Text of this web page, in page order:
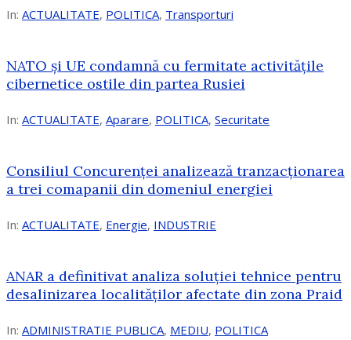
In: ACTUALITATE, POLITICA, Transporturi
NATO și UE condamnă cu fermitate activitățile
cibernetice ostile din partea Rusiei
In: ACTUALITATE, Aparare, POLITICA, Securitate
Consiliul Concurenţei analizează tranzacționarea
a trei comapanii din domeniul energiei
In: ACTUALITATE, Energie, INDUSTRIE
ANAR a definitivat analiza soluției tehnice pentru
desalinizarea localităților afectate din zona Praid
In: ADMINISTRATIE PUBLICA, MEDIU, POLITICA